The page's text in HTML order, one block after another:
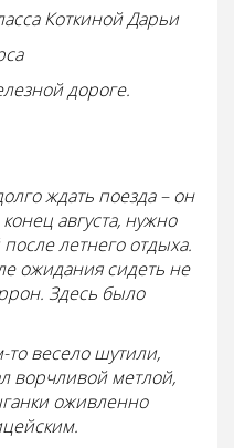
Коткиной Дарьи
дороге.
ждать поезда – он
августа, нужно
летнего отдыха.
ожидания сидеть не
Здесь было
то весело шутили,
ворчливой метлой,
оживленно